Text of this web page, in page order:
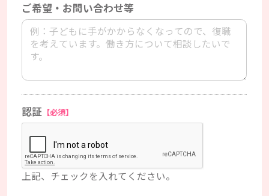
ご希望・お問い合わせ等
認証 【必須】
上記、チェックを入れてください。